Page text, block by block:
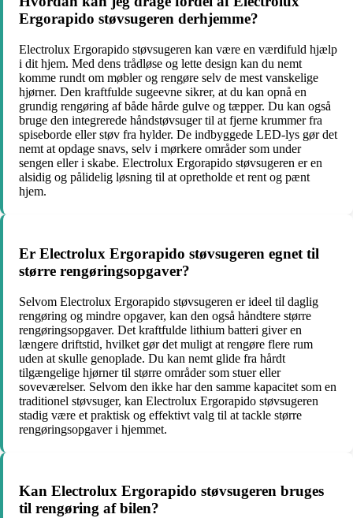
Ergorapido støvsugeren derhjemme?
Electrolux Ergorapido støvsugeren kan være en værdifuld hjælp
i dit hjem. Med dens trådløse og lette design kan du nemt
komme rundt om møbler og rengøre selv de mest vanskelige
hjørner. Den kraftfulde sugeevne sikrer, at du kan opnå en
grundig rengøring af både hårde gulve og tæpper. Du kan også
bruge den integrerede håndstøvsuger til at fjerne krummer fra
spiseborde eller støv fra hylder. De indbyggede LED-lys gør det
nemt at opdage snavs, selv i mørkere områder som under
sengen eller i skabe. Electrolux Ergorapido støvsugeren er en
alsidig og pålidelig løsning til at opretholde et rent og pænt
hjem.
Er Electrolux Ergorapido støvsugeren egnet til
større rengøringsopgaver?
Selvom Electrolux Ergorapido støvsugeren er ideel til daglig
rengøring og mindre opgaver, kan den også håndtere større
rengøringsopgaver. Det kraftfulde lithium batteri giver en
længere driftstid, hvilket gør det muligt at rengøre flere rum
uden at skulle genoplade. Du kan nemt glide fra hårdt
tilgængelige hjørner til større områder som stuer eller
soveværelser. Selvom den ikke har den samme kapacitet som en
traditionel støvsuger, kan Electrolux Ergorapido støvsugeren
stadig være et praktisk og effektivt valg til at tackle større
rengøringsopgaver i hjemmet.
Kan Electrolux Ergorapido støvsugeren bruges
til rengøring af bilen?